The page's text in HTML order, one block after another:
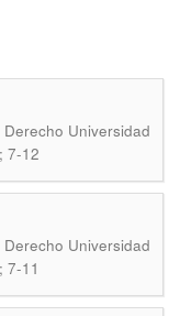
Universidad
7-12
Universidad
7-11